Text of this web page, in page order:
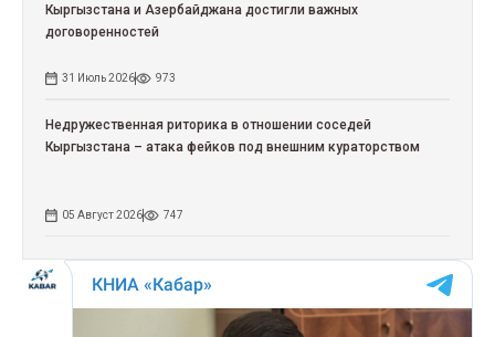
Кыргызстана и Азербайджана достигли важных
договоренностей
31 Июль 2026 973
Недружественная риторика в отношении соседей
Кыргызстана – атака фейков под внешним кураторством
05 Август 2026 747